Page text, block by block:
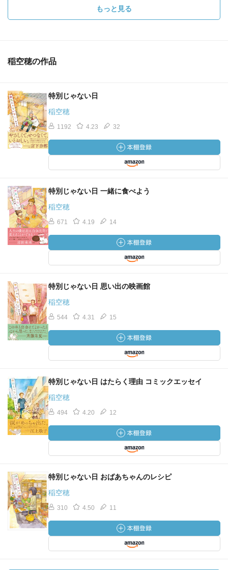
もっと見る
稲空穂の作品
特別じゃない日
稲空穂
1192 4.23 32
特別じゃない日 一緒に食べよう
稲空穂
671 4.19 14
特別じゃない日 思い出の映画館
稲空穂
544 4.31 15
特別じゃない日 はたらく理由 コミックエッセイ
稲空穂
494 4.20 12
特別じゃない日 おばあちゃんのレシピ
稲空穂
310 4.50 11